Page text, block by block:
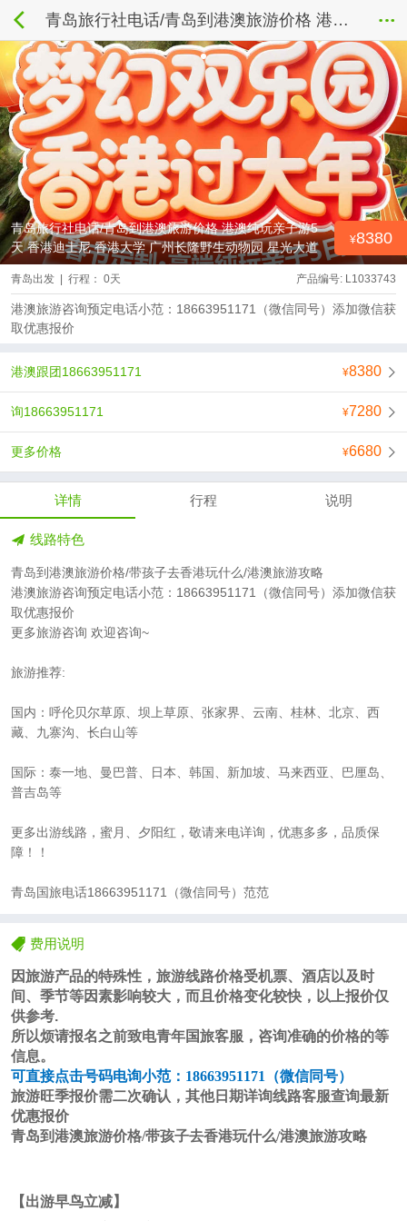
青岛旅行社电话/青岛到港澳旅游价格 港澳纯玩亲子游5天 香港迪士尼 香港大学 广州长隆野生动物园 星光大道 太平山
青岛旅行社电话/青岛到港澳旅游价格 港澳纯玩亲子游5
天 香港迪士尼 香港大学 广州长隆野生动物园 星光大道
太平山
8380
产品编号: L1033743
青岛出发 | 行程： 0天
港澳旅游咨询预定电话小范：18663951171（微信同号）添加微信获
取优惠报价
8380
港澳跟团18663951171
7280
询18663951171
6680
更多价格
详情 行程 说明
线路特色
青岛到港澳旅游价格/带孩子去香港玩什么/港澳旅游攻略
港澳旅游咨询预定电话小范：18663951171（微信同号）添加微信获
取优惠报价
更多旅游咨询 欢迎咨询~
旅游推荐:
国内：呼伦贝尔草原、坝上草原、张家界、云南、桂林、北京、西
藏、九寨沟、长白山等
国际：泰一地、曼巴普、日本、韩国、新加坡、马来西亚、巴厘岛、
普吉岛等
更多出游线路，蜜月、夕阳红，敬请来电详询，优惠多多，品质保
障！！
青岛国旅电话18663951171（微信同号）范范
费用说明
因旅游产品的特殊性，旅游线路价格受机票、酒店以及时
间、季节等因素影响较大，而且价格变化较快，以上报价仅
供参考.
所以烦请报名之前致电青年国旅客服，咨询准确的价格的等
信息。
可直接点击号码电询小范： 18663951171
（微信同号）
旅游旺季报价需二次确认，其他日期详询线路客服查询最新
优惠报价
青岛到港澳旅游价格/带孩子去香港玩什么/港澳旅游攻略
【出游早鸟立减】